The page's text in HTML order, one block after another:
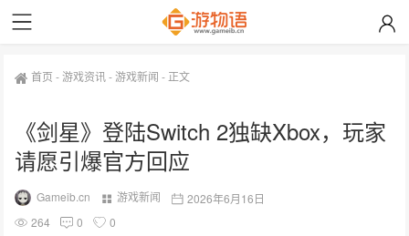
首页 -游戏资讯-游戏新闻 - 正文
《剑星》登陆Switch 2独缺Xbox，玩家
请愿引爆官方回应
Gameib.cn 游戏新闻
2026年6月16日
264
0 0